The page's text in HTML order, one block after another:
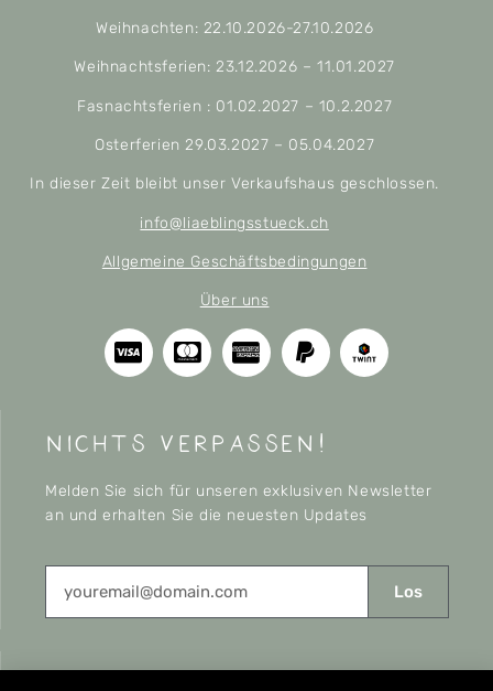
Weihnachten: 22.10.2026-27.10.2026
Weihnachtsferien: 23.12.2026 – 11.01.2027
Fasnachtsferien : 01.02.2027 – 10.2.2027
Osterferien 29.03.2027 – 05.04.2027
In dieser Zeit bleibt unser Verkaufshaus geschlossen.
info@liaeblingsstueck.ch
Allgemeine Geschäftsbedingungen
Über uns
nichts verpassen!
Melden Sie sich für unseren exklusiven Newsletter
an und erhalten Sie die neuesten Updates
Los